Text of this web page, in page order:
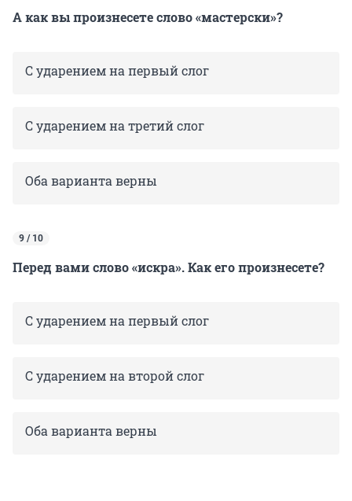
А как вы произнесете слово «мастерски»?
С ударением на первый слог
С ударением на третий слог
Оба варианта верны
9 / 10
Перед вами слово «искра». Как его произнесете?
С ударением на первый слог
С ударением на второй слог
Оба варианта верны